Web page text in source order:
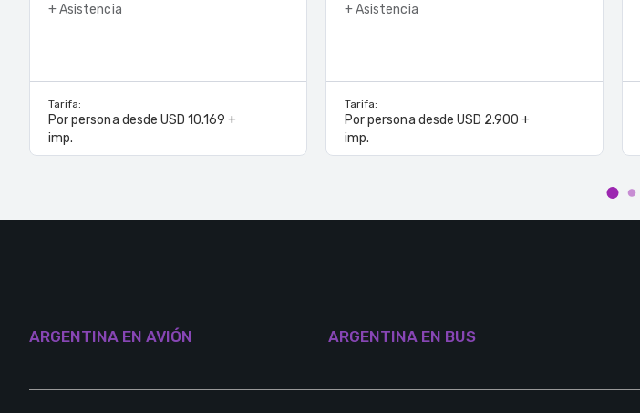
+ Asistencia
Tarifa:
Por persona desde USD 10.169 +
imp.
+ Asistencia
Tarifa:
Por persona desde USD 2.900 +
imp.
ARGENTINA EN AVIÓN ARGENTINA EN BUS